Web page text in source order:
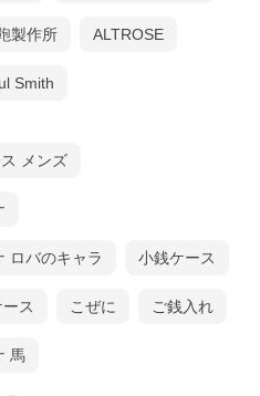
製作所 ALTROSE
Smith
メンズ
ロバのキャラ 小銭ケース
ス こぜに ご銭入れ
馬